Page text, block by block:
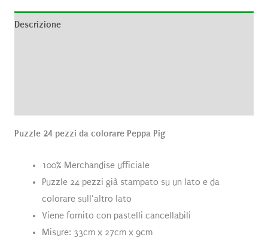
Descrizione
Puzzle 24 pezzi da colorare Peppa Pig
100% Merchandise ufficiale
Puzzle 24 pezzi già stampato su un lato e da
colorare sull’altro lato
Viene fornito con pastelli cancellabili
Misure: 33cm x 27cm x 9cm